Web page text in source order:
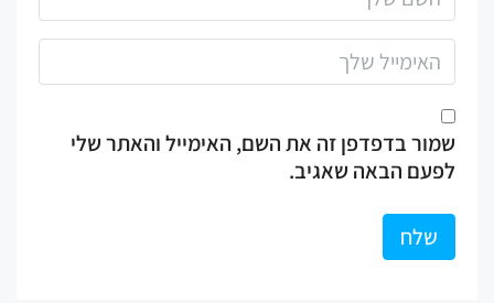
שמור בדפדפן זה את השם, האימייל והאתר שלי
לפעם הבאה שאגיב.